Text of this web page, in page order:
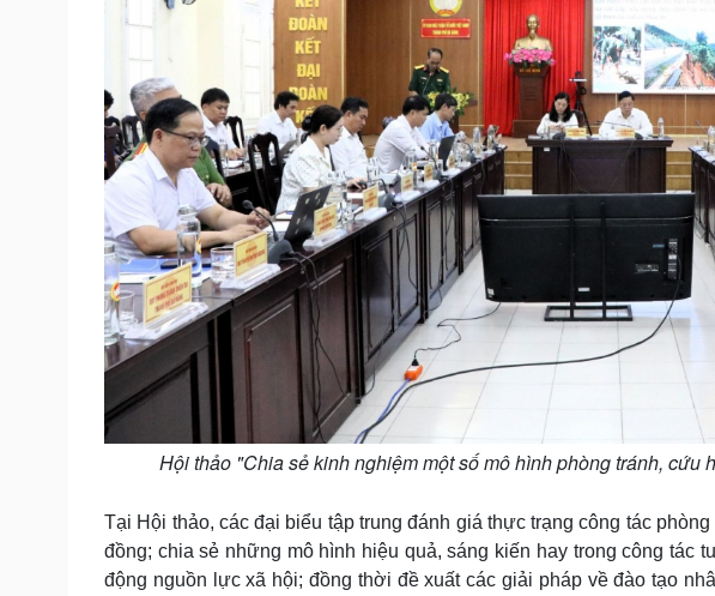
Hội thảo "Chia sẻ kinh nghiệm một số mô hình phòng tránh, cứu
Tại Hội thảo, các đại biểu tập trung đánh giá thực trạng công tác
đồng; chia sẻ những mô hình hiệu quả, sáng kiến hay trong công tác
động nguồn lực xã hội; đồng thời đề xuất các giải pháp về đào tạo